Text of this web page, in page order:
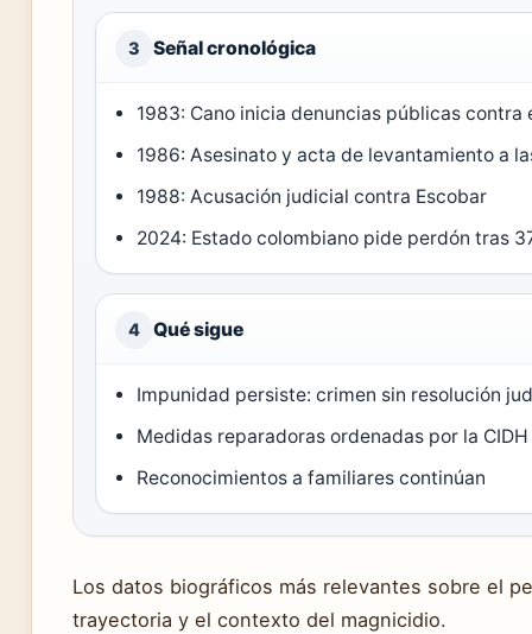
3 Señal cronológica
1983: Cano inicia denuncias públicas contra
1986: Asesinato y acta de levantamiento a
1988: Acusación judicial contra Escobar
2024: Estado colombiano pide perdón tras
4 Qué sigue
Impunidad persiste: crimen sin resolución
Medidas reparadoras ordenadas por la CIDH
Reconocimientos a familiares continúan
Los datos biográficos más relevantes sobre el
trayectoria y el contexto del magnicidio.